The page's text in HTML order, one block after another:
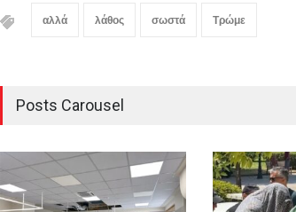
αλλά λάθος σωστά Τρώμε
Posts Carousel